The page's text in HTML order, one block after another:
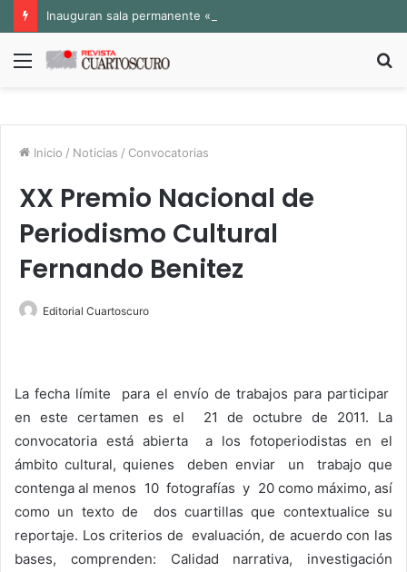
Menú
Inicio / Noticias / Convocatorias
XX Premio Nacional de
Periodismo Cultural
Fernando Benitez
Editorial Cuartoscuro
La fecha límite para el envío de trabajos para participar
en este certamen es el 21 de octubre de 2011. La
convocatoria está abierta a los fotoperiodistas en el
ámbito cultural, quienes deben enviar un trabajo que
contenga al menos 10 fotografías y 20 como máximo, así
como un texto de dos cuartillas que contextualice su
reportaje. Los criterios de evaluación, de acuerdo con las
bases, comprenden: Calidad narrativa, investigación